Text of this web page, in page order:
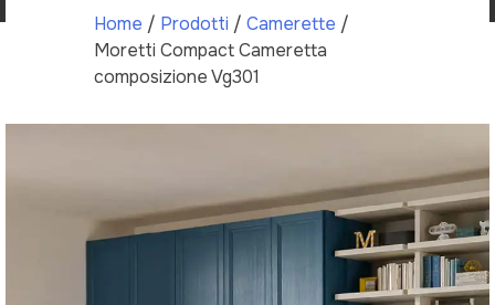
Home / Prodotti / Camerette /
Moretti Compact Cameretta
composizione Vg301